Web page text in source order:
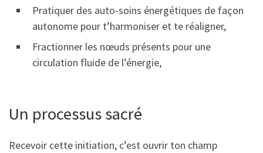
Pratiquer des auto-soins énergétiques de façon
autonome pour t’harmoniser et te réaligner,
Fractionner les nœuds présents pour une
circulation fluide de l’énergie,
Un processus sacré
Recevoir cette initiation, c’est ouvrir ton champ